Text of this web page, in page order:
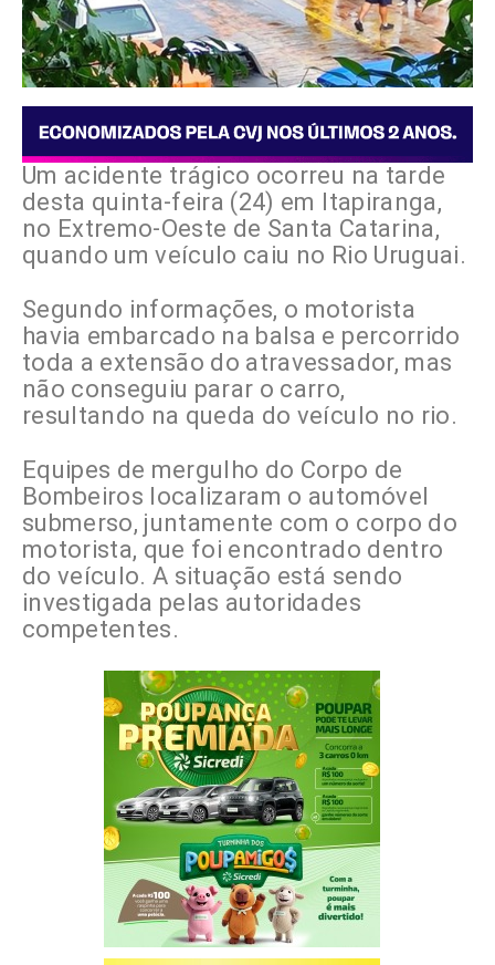
Um acidente trágico ocorreu na tarde
desta quinta-feira (24) em Itapiranga,
no Extremo-Oeste de Santa Catarina,
quando um veículo caiu no Rio Uruguai.
Segundo informações, o motorista
havia embarcado na balsa e percorrido
toda a extensão do atravessador, mas
não conseguiu parar o carro,
resultando na queda do veículo no rio.
Equipes de mergulho do Corpo de
Bombeiros localizaram o automóvel
submerso, juntamente com o corpo do
motorista, que foi encontrado dentro
do veículo. A situação está sendo
investigada pelas autoridades
competentes.